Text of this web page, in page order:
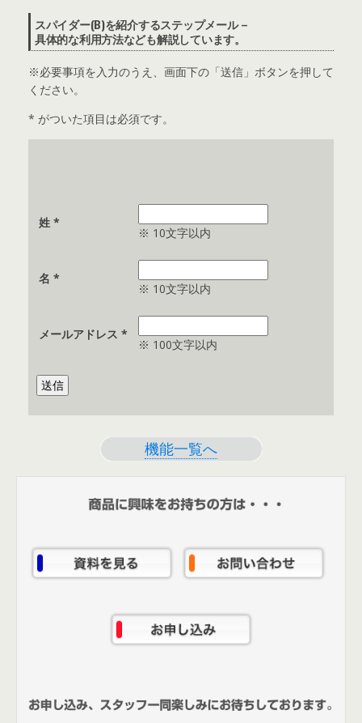
スパイダー(B)を紹介するステップメール –
具体的な利用方法なども解説しています。
※必要事項を入力のうえ、画面下の「送信」ボタンを押して
ください。
* がついた項目は必須です。
姓 *
※ 10文字以内
名 *
※ 10文字以内
メールアドレス *
※ 100文字以内
機能一覧へ